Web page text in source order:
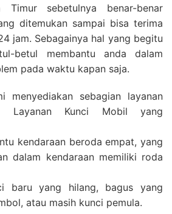
Timur sebetulnya benar-benar
ditemukan sampai bisa terima
jam. Sebagainya hal yang begitu
betul membantu anda dalam
pada waktu kapan saja.
menyediakan sebagian layanan
Layanan Kunci Mobil yang
kendaraan beroda empat, yang
dalam kendaraan memiliki roda
baru yang hilang, bagus yang
atau masih kunci pemula.